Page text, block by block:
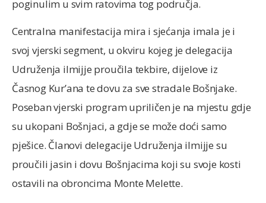
poginulim u svim ratovima tog područja.
Centralna manifestacija mira i sjećanja imala je i
svoj vjerski segment, u okviru kojeg je delegacija
Udruženja ilmijje proučila tekbire, dijelove iz
Časnog Kur’ana te dovu za sve stradale Bošnjake.
Poseban vjerski program upriličen je na mjestu gdje
su ukopani Bošnjaci, a gdje se može doći samo
pješice. Članovi delegacije Udruženja ilmijje su
proučili jasin i dovu Bošnjacima koji su svoje kosti
ostavili na obroncima Monte Melette.